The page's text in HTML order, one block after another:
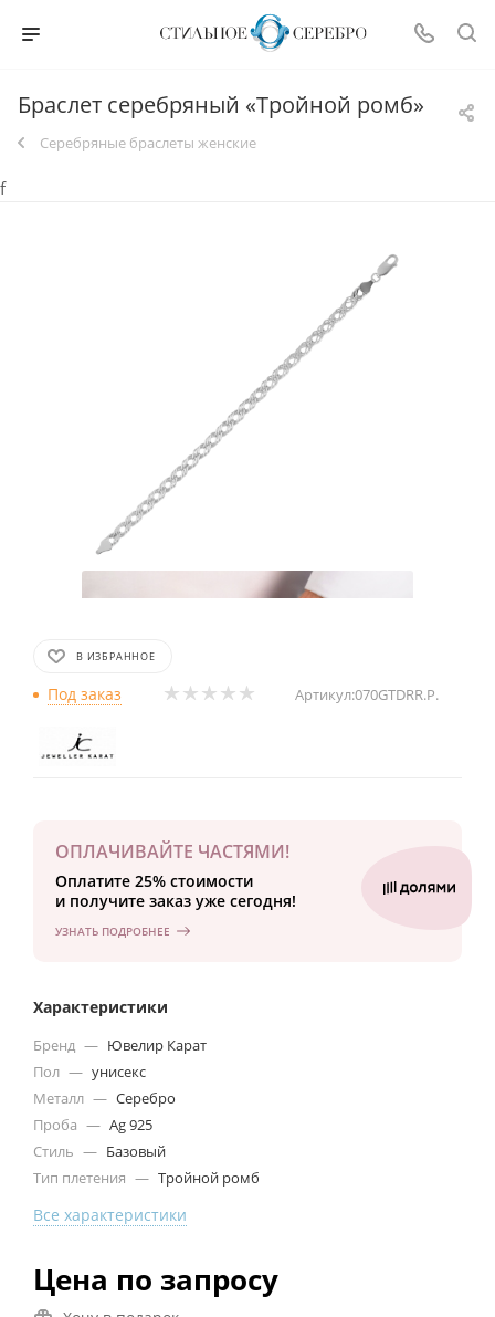
Браслет серебряный «Тройной ромб»
Серебряные браслеты женские
f
В ИЗБРАННОЕ
Под заказ Артикул:070GTDRR.P.
ОПЛАЧИВАЙТЕ ЧАСТЯМИ!
Оплатите 25% стоимости
и получите заказ уже сегодня!
УЗНАТЬ ПОДРОБНЕЕ
Характеристики
Бренд — Ювелир Карат
Пол — унисекс
Металл — Серебро
Проба — Ag 925
Стиль — Базовый
Тип плетения — Тройной ромб
Все характеристики
Цена по запросу